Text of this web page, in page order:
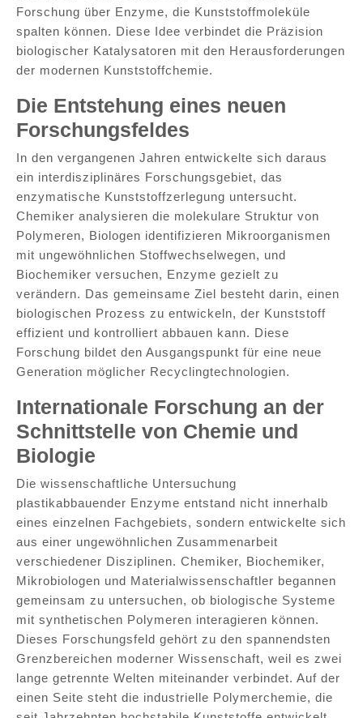
Forschung über Enzyme, die Kunststoffmoleküle
spalten können. Diese Idee verbindet die Präzision
biologischer Katalysatoren mit den Herausforderungen
der modernen Kunststoffchemie.
Die Entstehung eines neuen
Forschungsfeldes
In den vergangenen Jahren entwickelte sich daraus
ein interdisziplinäres Forschungsgebiet, das
enzymatische Kunststoffzerlegung untersucht.
Chemiker analysieren die molekulare Struktur von
Polymeren, Biologen identifizieren Mikroorganismen
mit ungewöhnlichen Stoffwechselwegen, und
Biochemiker versuchen, Enzyme gezielt zu
verändern. Das gemeinsame Ziel besteht darin, einen
biologischen Prozess zu entwickeln, der Kunststoff
effizient und kontrolliert abbauen kann. Diese
Forschung bildet den Ausgangspunkt für eine neue
Generation möglicher Recyclingtechnologien.
Internationale Forschung an der
Schnittstelle von Chemie und
Biologie
Die wissenschaftliche Untersuchung
plastikabbauender Enzyme entstand nicht innerhalb
eines einzelnen Fachgebiets, sondern entwickelte sich
aus einer ungewöhnlichen Zusammenarbeit
verschiedener Disziplinen. Chemiker, Biochemiker,
Mikrobiologen und Materialwissenschaftler begannen
gemeinsam zu untersuchen, ob biologische Systeme
mit synthetischen Polymeren interagieren können.
Dieses Forschungsfeld gehört zu den spannendsten
Grenzbereichen moderner Wissenschaft, weil es zwei
lange getrennte Welten miteinander verbindet. Auf der
einen Seite steht die industrielle Polymerchemie, die